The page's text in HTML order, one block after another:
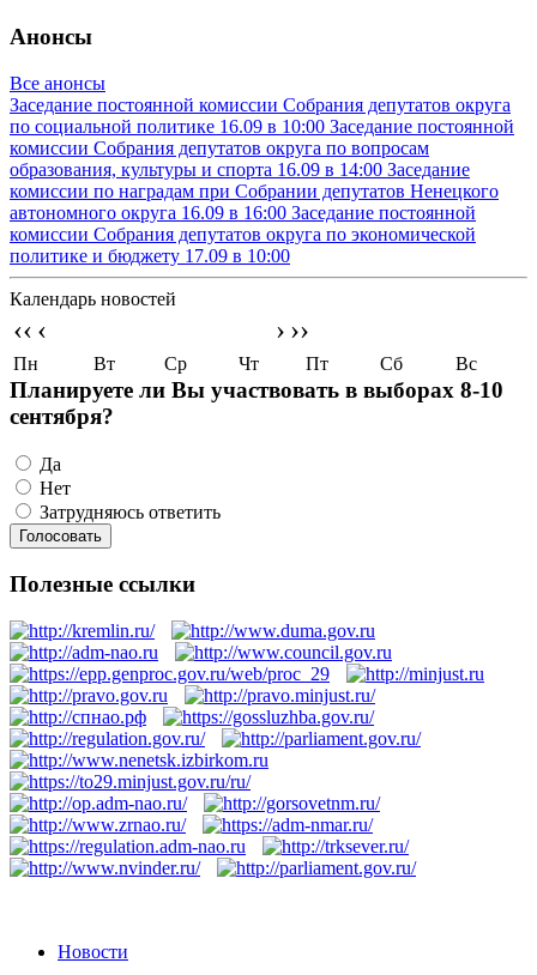
Анонсы
Все анонсы
Заседание постоянной комиссии Собрания депутатов округа
по социальной политике 16.09 в 10:00 Заседание постоянной
комиссии Собрания депутатов округа по вопросам
образования, культуры и спорта 16.09 в 14:00 Заседание
комиссии по наградам при Собрании депутатов Ненецкого
автономного округа 16.09 в 16:00 Заседание постоянной
комиссии Собрания депутатов округа по экономической
политике и бюджету 17.09 в 10:00
Календарь новостей
‹‹ ‹ › ››
Пн Вт Ср Чт Пт Сб Вс
Планируете ли Вы участвовать в выборах 8-10
сентября?
Да
Нет
Затрудняюсь ответить
Полезные ссылки
Новости